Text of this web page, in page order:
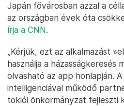
Japán fővárosban azzal a
az országban évek óta
írja a CNN.
„Kérjük, ezt az alkalmazást
használja a házasságkeresés
olvasható az app honlapján.
intelligenciával működő
tokiói önkormányzat fejleszti